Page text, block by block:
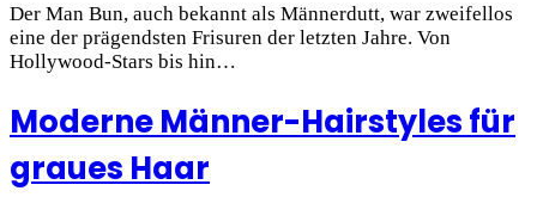
Der Man Bun, auch bekannt als Männerdutt, war zweifellos
eine der prägendsten Frisuren der letzten Jahre. Von
Hollywood-Stars bis hin…
Moderne Männer-Hairstyles für
graues Haar